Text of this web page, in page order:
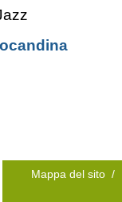
Mappa del sito /